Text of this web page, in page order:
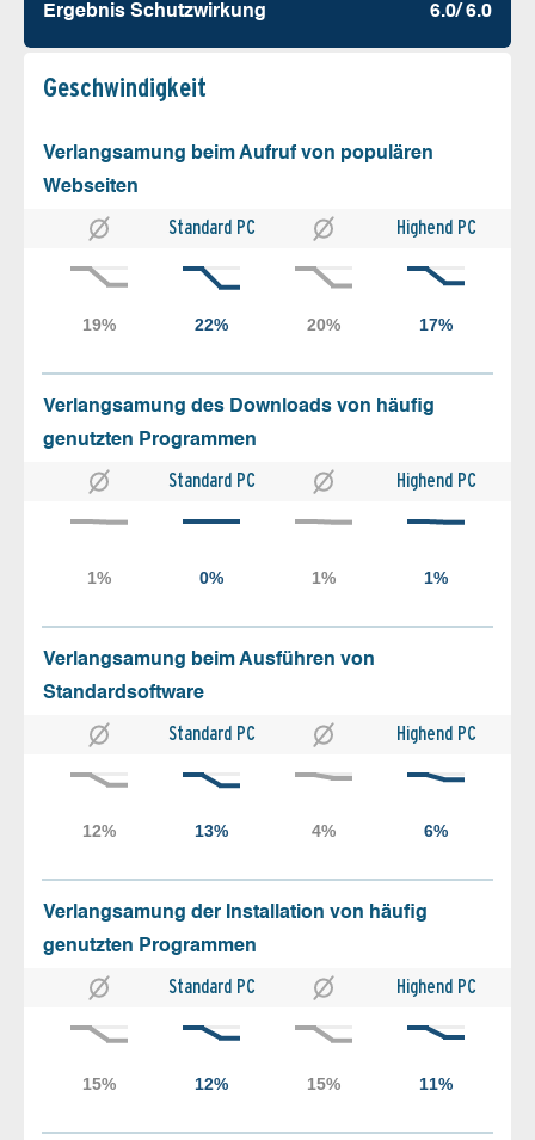
Ergebnis Schutz­wirkung 6.0/ 6.0
Geschw­indigkeit
Verlangsamung beim Aufruf von populären
Webseiten
Standard PC Highend PC
Verlangsamung des Downloads von häufig
genutzten Programmen
Standard PC Highend PC
Verlangsamung beim Ausführen von
Standardsoftware
Standard PC Highend PC
Verlangsamung der Installation von häufig
genutzten Programmen
Standard PC Highend PC